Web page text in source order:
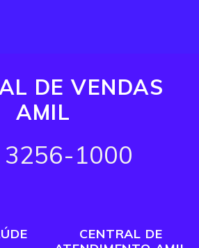
DE VENDAS
AMIL
3256-1000
CENTRAL DE